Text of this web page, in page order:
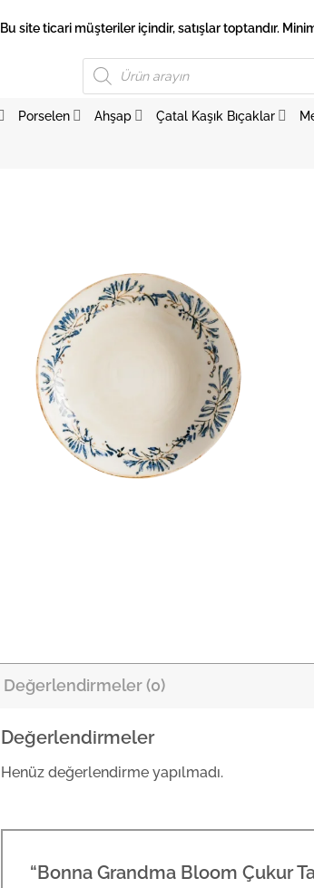
Bu site ticari müşteriler içindir, satışlar toptandır.
Products
search
Porselen Ahşap Çatal Kaşık Bıçaklar
Değerlendirmeler (0)
Değerlendirmeler
Henüz değerlendirme yapılmadı.
“Bonna Grandma Bloom Çukur